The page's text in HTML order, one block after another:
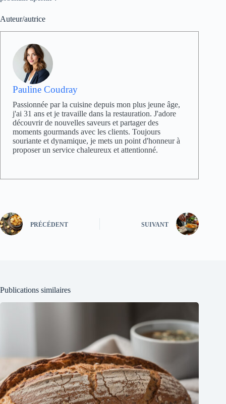
Auteur/autrice
Pauline Coudray
Passionnée par la cuisine depuis mon plus jeune âge,
j'ai 31 ans et je travaille dans la restauration. J'adore
découvrir de nouvelles saveurs et partager des
moments gourmands avec les clients. Toujours
souriante et dynamique, je mets un point d'honneur à
proposer un service chaleureux et attentionné.
PRÉCÉDENT SUIVANT
Publications similaires